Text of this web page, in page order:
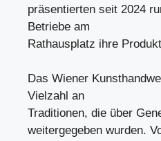
präsentierten seit 2024
Betriebe am
Rathausplatz ihre
Das Wiener
Vielzahl an
Traditionen, die über
weitergegeben wurden.